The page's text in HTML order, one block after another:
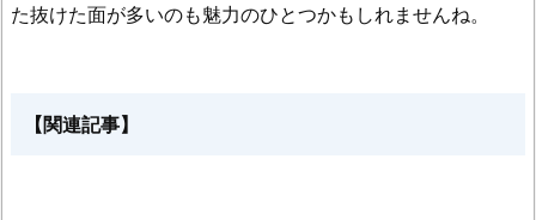
た抜けた面が多いのも魅力のひとつかもしれませんね。
【関連記事】